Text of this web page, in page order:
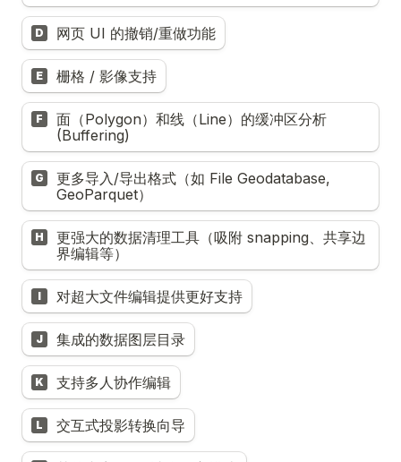
D 网页 UI 的撤销/重做功能
E 栅格 / 影像支持
F
面（Polygon）和线（Line）的缓冲区分析
(Buffering)
G
更多导入/导出格式（如 File Geodatabase,
GeoParquet）
H
更强大的数据清理工具（吸附 snapping、共享边
界编辑等）
I 对超大文件编辑提供更好支持
J 集成的数据图层目录
K 支持多人协作编辑
L 交互式投影转换向导